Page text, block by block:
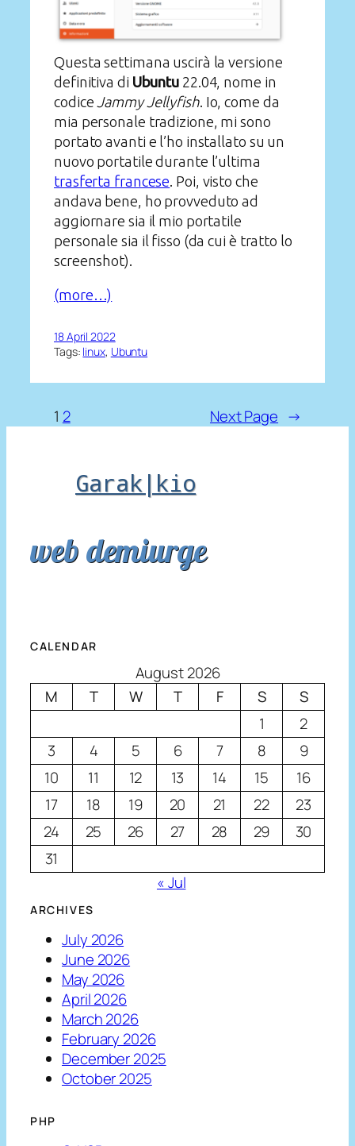
Questa settimana uscirà la versione
definitiva di Ubuntu 22.04, nome in
codice Jammy Jellyfish. Io, come da
mia personale tradizione, mi sono
portato avanti e l’ho installato su un
nuovo portatile durante l’ultima
trasferta francese . Poi, visto che
andava bene, ho provveduto ad
aggiornare sia il mio portatile
personale sia il fisso (da cui è tratto lo
screenshot).
(more…)
18 April 2022
Tags: linux, Ubuntu
1 2 Next Page →
Garak|kio
web demiurge
CALENDAR
August 2026
M
T W T F S
S
1
2
3
4 5 6 7 8
9
10
11 12 13 14 15
16
17
18 19 20 21 22
23
24
25 26 27 28 29
30
31
« Jul
ARCHIVES
July 2026
June 2026
May 2026
April 2026
March 2026
February 2026
December 2025
October 2025
PHP